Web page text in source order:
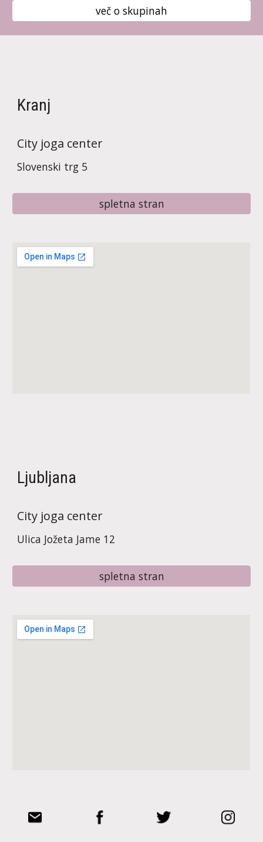
več o skupinah
Kranj
City joga center
Slovenski trg 5
spletna stran
Ljubljana
City joga center
Ulica Jožeta Jame 12
spletna stran